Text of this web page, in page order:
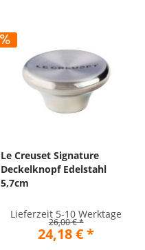
Le Creuset Signature
Deckelknopf Edelstahl
5,7cm
Lieferzeit 5-10 Werktage
26,00 € *
24,18 € *